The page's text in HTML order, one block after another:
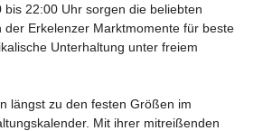
bis 22:00 Uhr sorgen die beliebten
der Erkelenzer Marktmomente für beste
Unterhaltung unter freiem
längst zu den festen Größen im
Mit ihrer mitreißenden